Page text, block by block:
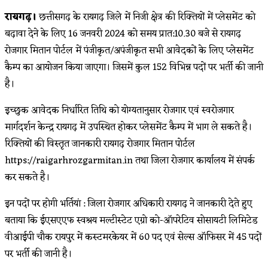
रायगढ़।छत्तीसगढ़ के रायगढ़ जिले में निजी क्षेत्र की रिक्तियों में प्लेसमेंट को
बढ़ावा देने के लिए 16 जनवरी 2024 को समय प्रात:10.30 बजे से रायगढ़
रोजगार मितान पोर्टल में पंजीकृत/अपंजीकृत सभी आवेदकों के लिए प्लेसमेंट
कैम्प का आयोजन किया जाएगा। जिसमें कुल 152 विभिन्न पदों पर भर्ती की जानी
है।
इच्छुक आवेदक निर्धारित तिथि को योग्यतानुसार रोजगार एवं स्वरोजगार
मार्गदर्शन केन्द्र रायगढ़ में उपस्थित होकर प्लेसमेंट कैम्प में भाग ले सकते है।
रिक्तियों की विस्तृत जानकारी रायगढ़ रोजगार मितान पोर्टल
https://raigarhrozgarmitan.in तथा जिला रोजगार कार्यालय में संपर्क
कर सकते है।
इन पदों पर होगी भर्तियां : जिला रोजगार अधिकारी रायगढ़ ने जानकारी देते हुए
बताया कि ईएसएएफ स्वश्रय मल्टीस्टेट एग्रो को-ऑपरेटिव सोसायटी लिमिटेड
वीआईपी चौक रायपुर में कस्टमरकेयर में 60 पद एवं सेल्स ऑफिसर में 45 पदों
पर भर्ती की जानी है।